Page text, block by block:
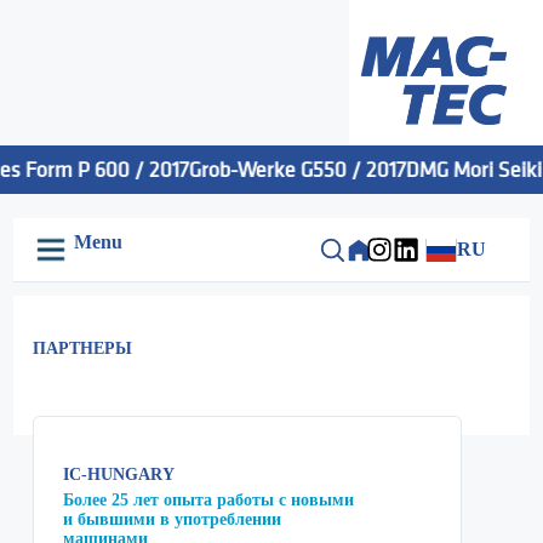
Form P 600 / 2017Grob-Werke G550 / 2017DMG Mori Seiki
Menu RU
ПАРТНЕРЫ
IC-HUNGARY
Более 25 лет опыта работы с новыми
и бывшими в употреблении
машинами